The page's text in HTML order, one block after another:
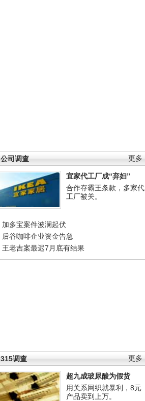
更多
公司调查
宜家代工厂成“弃妇”
合作存霸王条款，多家代
工厂被关。
加多宝案件波澜起伏
后谷咖啡企业资金告急
王老吉案最迟7月底有结果
更多
315调查
超九成玻尿酸为假货
用关系网织就暴利，8元
产品卖到上万。